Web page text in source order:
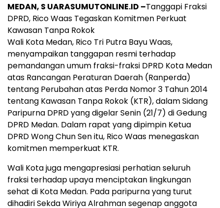
MEDAN, S UARASUMUTONLINE.ID –Tanggapi Fraksi
DPRD, Rico Waas Tegaskan Komitmen Perkuat
Kawasan Tanpa Rokok
Wali Kota Medan, Rico Tri Putra Bayu Waas,
menyampaikan tanggapan resmi terhadap
pemandangan umum fraksi-fraksi DPRD Kota Medan
atas Rancangan Peraturan Daerah (Ranperda)
tentang Perubahan atas Perda Nomor 3 Tahun 2014
tentang Kawasan Tanpa Rokok (KTR), dalam Sidang
Paripurna DPRD yang digelar Senin (21/7) di Gedung
DPRD Medan. Dalam rapat yang dipimpin Ketua
DPRD Wong Chun Sen itu, Rico Waas menegaskan
komitmen memperkuat KTR.
Wali Kota juga mengapresiasi perhatian seluruh
fraksi terhadap upaya menciptakan lingkungan
sehat di Kota Medan. Pada paripurna yang turut
dihadiri Sekda Wiriya Alrahman segenap anggota